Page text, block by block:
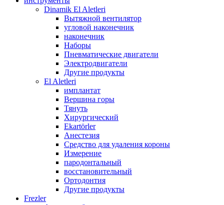
Dinamik El Aletleri
Вытяжной вентилятор
угловой наконечник
наконечник
Наборы
Пневматические двигатели
Электродвигатели
Другие продукты
El Aletleri
имплантат
Вершина горы
Тянуть
Хирургический
Ekartörler
Анестезия
Средство для удаления короны
Измерение
пародонтальный
восстановительный
Ортодонтия
Другие продукты
Frezler